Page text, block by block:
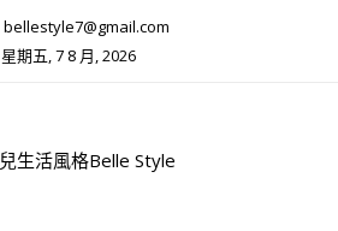
bellestyle7@gmail.com
星期五, 7 8 月, 2026